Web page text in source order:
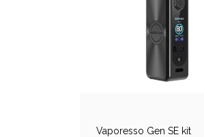
Vaporesso Gen SE kit